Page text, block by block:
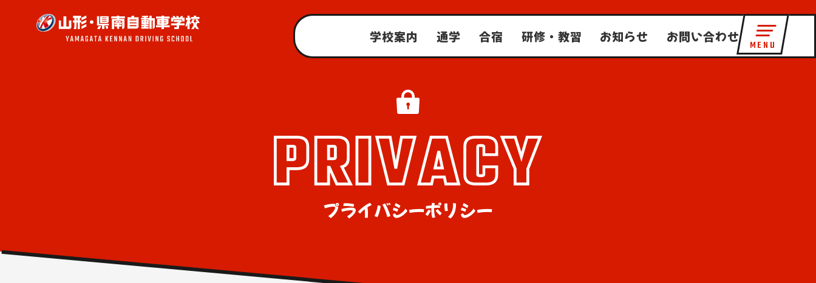
学校案内 通学 合宿 研修・教習 お知らせ お問い合わせ
MENU
プライバシーポリシー